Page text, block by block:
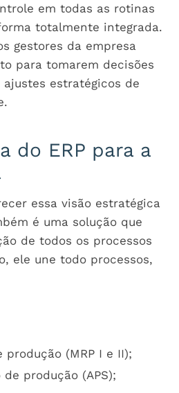
em todas as rotinas
totalmente integrada.
gestores da empresa
para tomarem decisões
estratégicos de
do ERP para a
essa visão estratégica
é uma solução que
de todos os processos
ele une todo processos,
(MRP I e II);
produção (APS);